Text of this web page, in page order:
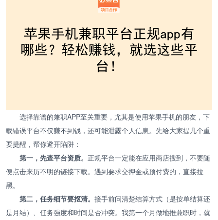
选择靠谱的兼职APP至关重要，尤其是使用苹果手机的朋友，下
载错误平台不仅赚不到钱，还可能泄露个人信息。先给大家提几个重
要提醒，帮你避开陷阱：
第一，先查平台资质。 正规平台一定能在应用商店搜到，不要随
便点击来历不明的链接下载。遇到要求交押金或预付费的，直接拉
黑。
第二，任务细节要抠清。 接手前问清楚结算方式（是按单结算还
是月结）、任务强度和时间是否冲突。我第一个月做地推兼职时，就